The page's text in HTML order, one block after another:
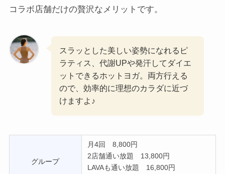
コラボ店舗だけの贅沢なメリットです。
スラッとした美しい姿勢になれるピ
ラティス、代謝UPや発汗してダイエ
ットできるホットヨガ。両方行える
ので、効率的に理想のカラダに近づ
けますよ♪
グループ
月4回 8,800円
2店舗通い放題 13,800円
LAVAも通い放題 16,800円